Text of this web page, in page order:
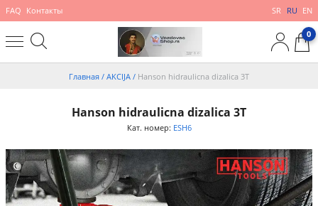
FAQ Контакты SR RU EN
0
Главная / AKCIJA / Hanson hidraulicna dizalica 3T
Hanson hidraulicna dizalica 3T
Кат. номер: ESH6